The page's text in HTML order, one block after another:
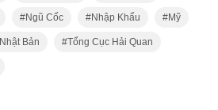
Ngũ Cốc Nhập Khẩu Mỹ
Nhật Bản Tổng Cục Hải Quan